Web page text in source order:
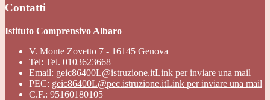
Contatti
Istituto Comprensivo Albaro
V. Monte Zovetto 7 - 16145 Genova
Tel: Tel. 0103623668
Email: geic86400L@istruzione.itLink per inviare una mail
PEC: geic86400L@pec.istruzione.itLink per inviare una mail
C.F.: 95160180105